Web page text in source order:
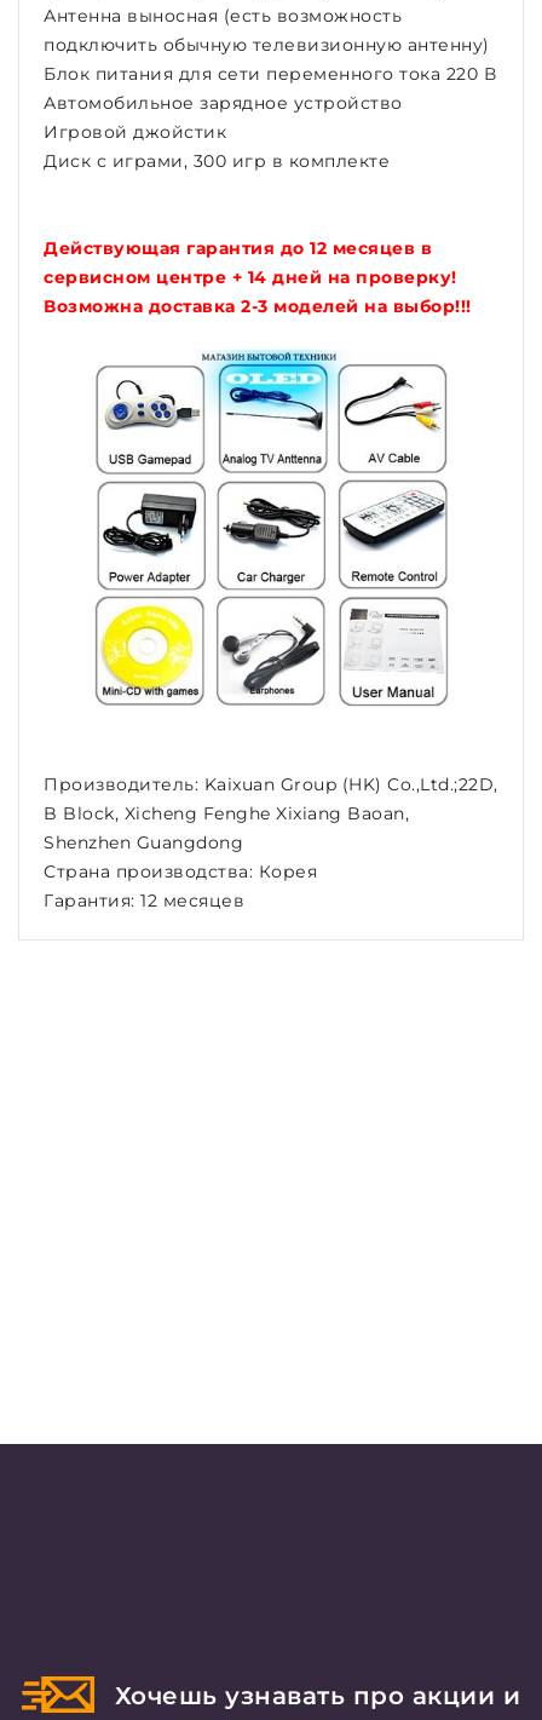
Антенна выносная (есть возможность
подключить обычную телевизионную антенну)
Блок питания для сети переменного тока 220 В
Автомобильное зарядное устройство
Игровой джойстик
Диск с играми, 300 игр в комплекте
Действующая гарантия до 12 месяцев в
сервисном центре + 14 дней на проверку!
Возможна доставка 2-3 моделей на выбор!!!
Производитель: Kaixuan Group (HK) Co.,Ltd.;22D,
B Block, Xicheng Fenghe Xixiang Baoan,
Shenzhen Guangdong
Страна производства: Корея
Гарантия: 12 месяцев
Хочешь узнавать про акции и